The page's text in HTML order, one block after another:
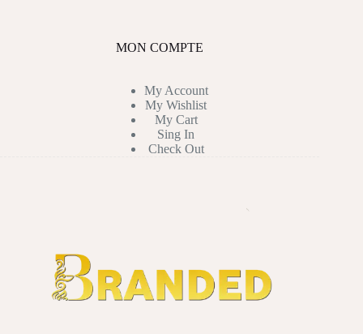
MON COMPTE
My Account
My Wishlist
My Cart
Sing In
Check Out